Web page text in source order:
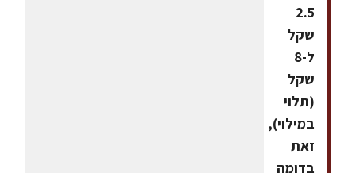
2.5
שקל
ל-8
שקל
(תלוי
במילוי),
זאת
בדומה